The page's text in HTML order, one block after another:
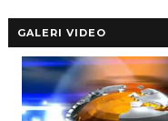
GALERI VIDEO